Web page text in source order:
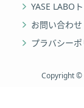
YASE LABO
お問い合わせ
プラバシー
Copyright ©